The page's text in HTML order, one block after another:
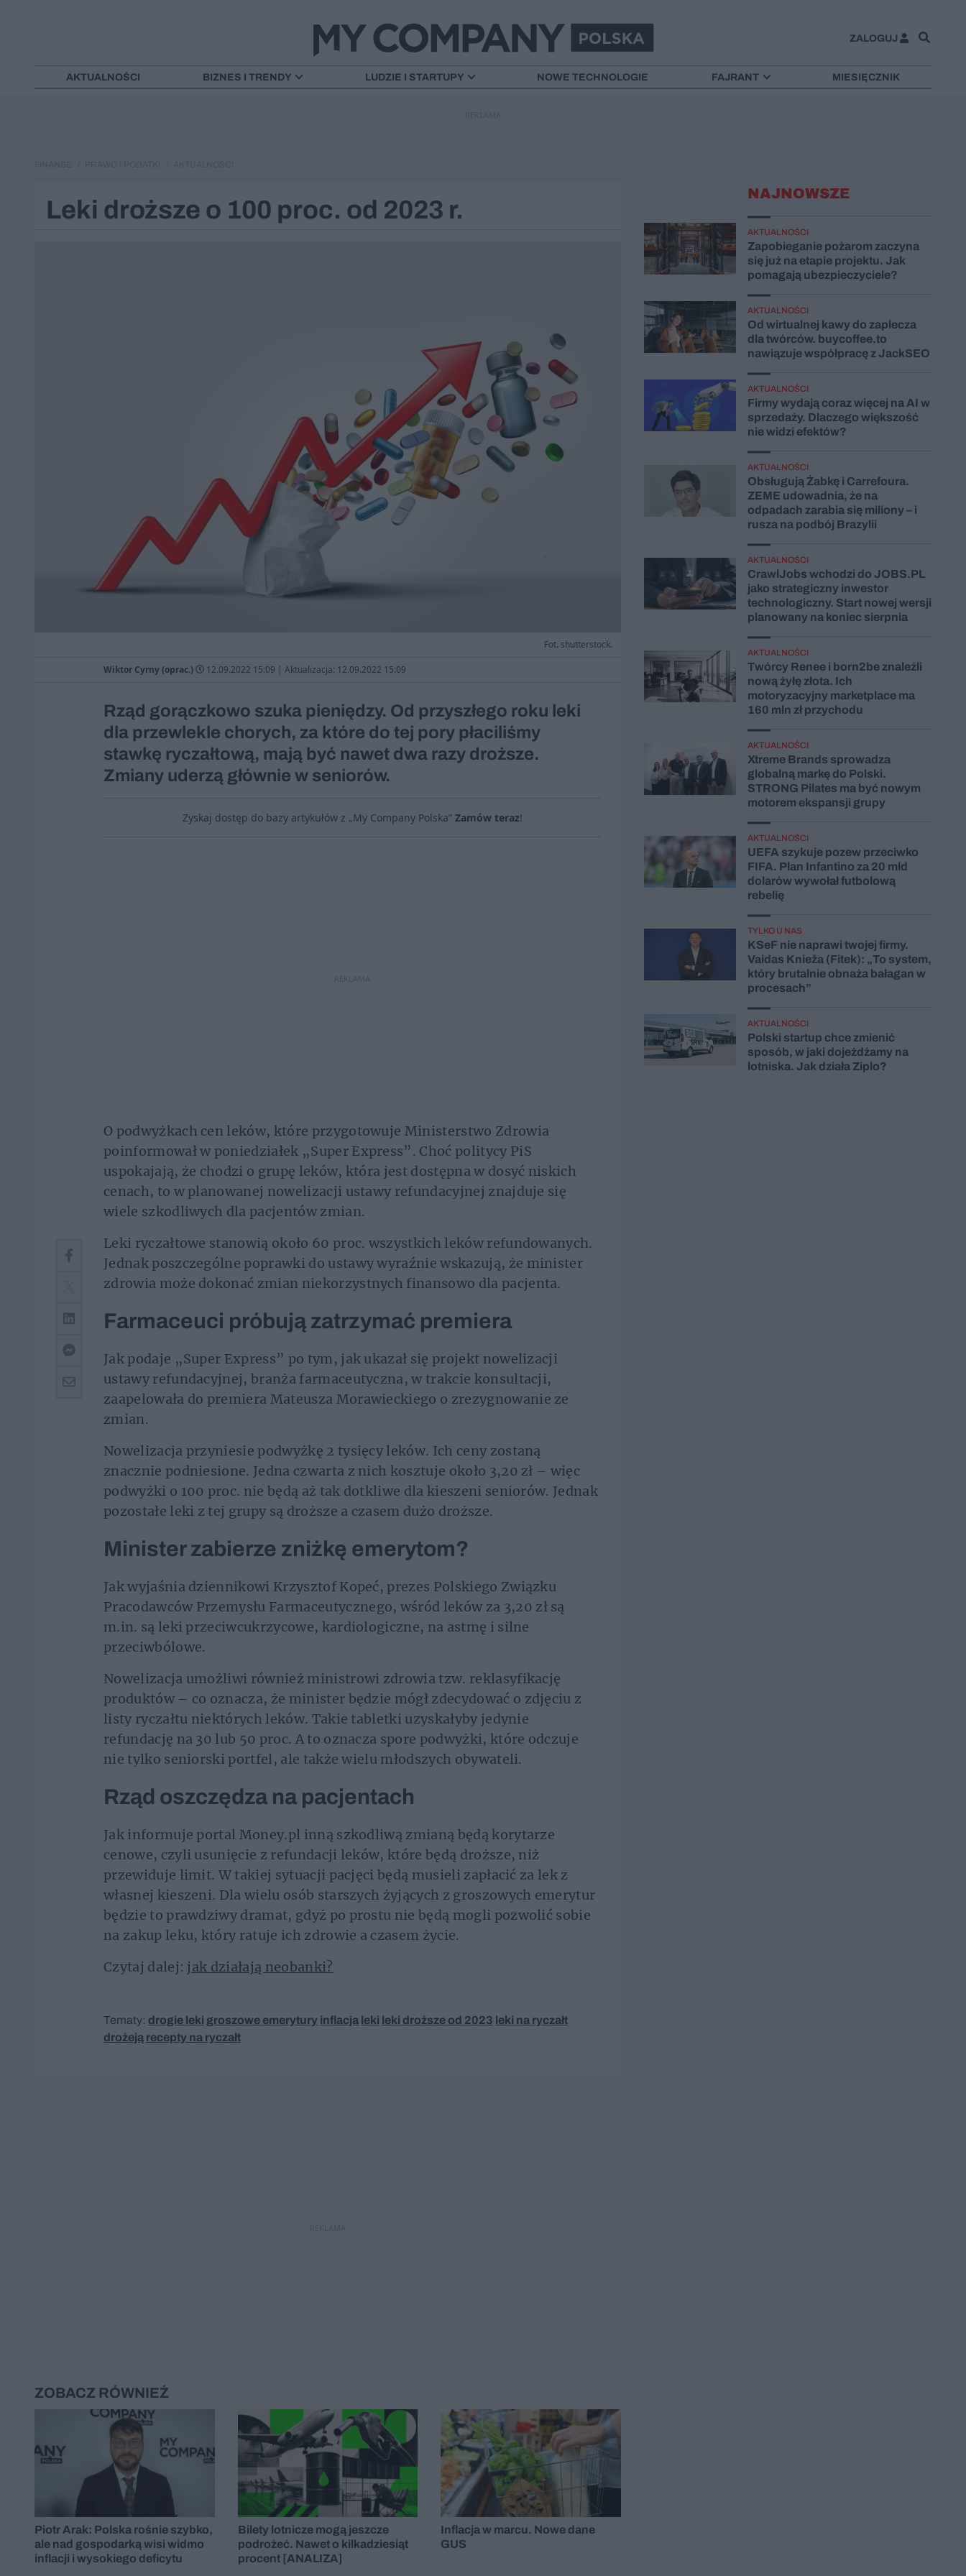
ZALOGUJ
AKTUALNOŚCI BIZNES I TRENDY LUDZIE I STARTUPY NOWE TECHNOLOGIE FAJRANT MIESIĘCZNIK
Leki droższe o 100 proc. od 2023 r.
Fot. shutterstock.
Wiktor Cyrny (oprac.) 12.09.2022 15:09 | Aktualizacja: 12.09.2022 15:09
Rząd gorączkowo szuka pieniędzy. Od przyszłego roku leki
dla przewlekle chorych, za które do tej pory płaciliśmy
stawkę ryczałtową, mają być nawet dwa razy droższe.
Zmiany uderzą głównie w seniorów.
Zyskaj dostęp do bazy artykułów z „My Company Polska” Zamów teraz!
REKLAMA
O podwyżkach cen leków, które przygotowuje Ministerstwo Zdrowia
poinformował w poniedziałek „Super Express”. Choć politycy PiS
uspokajają, że chodzi o grupę leków, która jest dostępna w dosyć niskich
cenach, to w planowanej nowelizacji ustawy refundacyjnej znajduje się
wiele szkodliwych dla pacjentów zmian.
Leki ryczałtowe stanowią około 60 proc. wszystkich leków refundowanych.
Jednak poszczególne poprawki do ustawy wyraźnie wskazują, że minister
zdrowia może dokonać zmian niekorzystnych finansowo dla pacjenta.
Farmaceuci próbują zatrzymać premiera
Jak podaje „Super Express” po tym, jak ukazał się projekt nowelizacji
ustawy refundacyjnej, branża farmaceutyczna, w trakcie konsultacji,
zaapelowała do premiera Mateusza Morawieckiego o zrezygnowanie ze
zmian.
Nowelizacja przyniesie podwyżkę 2 tysięcy leków. Ich ceny zostaną
znacznie podniesione. Jedna czwarta z nich kosztuje około 3,20 zł – więc
podwyżki o 100 proc. nie będą aż tak dotkliwe dla kieszeni seniorów. Jednak
pozostałe leki z tej grupy są droższe a czasem dużo droższe.
Minister zabierze zniżkę emerytom?
Jak wyjaśnia dziennikowi Krzysztof Kopeć, prezes Polskiego Związku
Pracodawców Przemysłu Farmaceutycznego, wśród leków za 3,20 zł są
m.in. są leki przeciwcukrzycowe, kardiologiczne, na astmę i silne
przeciwbólowe.
Nowelizacja umożliwi również ministrowi zdrowia tzw. reklasyfikację
produktów – co oznacza, że minister będzie mógł zdecydować o zdjęciu z
listy ryczałtu niektórych leków. Takie tabletki uzyskałyby jedynie
refundację na 30 lub 50 proc. A to oznacza spore podwyżki, które odczuje
nie tylko seniorski portfel, ale także wielu młodszych obywateli.
Rząd oszczędza na pacjentach
Jak informuje portal Money.pl inną szkodliwą zmianą będą korytarze
cenowe, czyli usunięcie z refundacji leków, które będą droższe, niż
przewiduje limit. W takiej sytuacji pacjęci będą musieli zapłacić za lek z
własnej kieszeni. Dla wielu osób starszych żyjących z groszowych emerytur
będzie to prawdziwy dramat, gdyż po prostu nie będą mogli pozwolić sobie
na zakup leku, który ratuje ich zdrowie a czasem życie.
Czytaj dalej: jak działają neobanki?
Tematy: drogie leki groszowe emerytury inflacja leki leki droższe od 2023 leki na ryczałt
drożeją recepty na ryczałt
ZOBACZ RÓWNIEŻ
Piotr Arak: Polska rośnie szybko,
ale nad gospodarką wisi widmo
inflacji i wysokiego deficytu
Bilety lotnicze mogą jeszcze
podrożeć. Nawet o kilkadziesiąt
procent [ANALIZA]
Inflacja w marcu. Nowe dane
GUS
NAJNOWSZE
AKTUALNOŚCI
Zapobieganie pożarom zaczyna
się już na etapie projektu. Jak
pomagają ubezpieczyciele?
AKTUALNOŚCI
Od wirtualnej kawy do zaplecza
dla twórców. buycoffee.to
nawiązuje współpracę z JackSEO
AKTUALNOŚCI
Firmy wydają coraz więcej na AI w
sprzedaży. Dlaczego większość
nie widzi efektów?
AKTUALNOŚCI
Obsługują Żabkę i Carrefoura.
ZEME udowadnia, że na
odpadach zarabia się miliony – i
rusza na podbój Brazylii
AKTUALNOŚCI
CrawlJobs wchodzi do JOBS.PL
jako strategiczny inwestor
technologiczny. Start nowej wersji
planowany na koniec sierpnia
AKTUALNOŚCI
Twórcy Renee i born2be znaleźli
nową żyłę złota. Ich
motoryzacyjny marketplace ma
160 mln zł przychodu
AKTUALNOŚCI
Xtreme Brands sprowadza
globalną markę do Polski.
STRONG Pilates ma być nowym
motorem ekspansji grupy
AKTUALNOŚCI
UEFA szykuje pozew przeciwko
FIFA. Plan Infantino za 20 mld
dolarów wywołał futbolową
rebelię
TYLKO U NAS
KSeF nie naprawi twojej firmy.
Vaidas Knieža (Fitek): „To system,
który brutalnie obnaża bałagan w
procesach”
AKTUALNOŚCI
Polski startup chce zmienić
sposób, w jaki dojeżdżamy na
lotniska. Jak działa Ziplo?